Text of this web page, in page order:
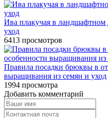
Ива плакучая в ландшафтном
уход
6413 просмотров
Правила посадки брюквы в
выращивания из семян и уход
1994 просмотра
Добавить комментарий